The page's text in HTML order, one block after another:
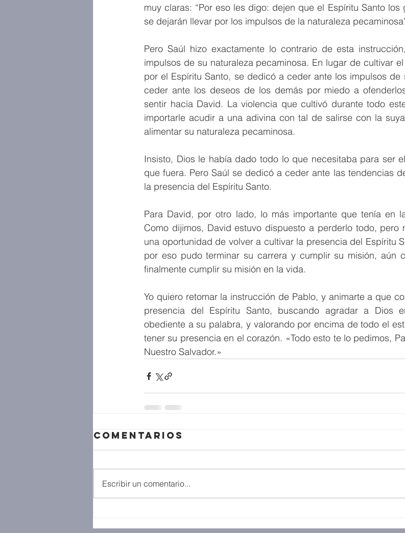
muy claras: “Por eso les digo: dejen que el Espíritu Santo
se dejarán llevar por los impulsos de la naturaleza
Pero Saúl hizo exactamente lo contrario de esta
impulsos de su naturaleza pecaminosa. En lugar de cultivar
por el Espíritu Santo, se dedicó a ceder ante los impulsos
ceder ante los deseos de los demás por miedo a
sentir hacia David. La violencia que cultivó durante todo
importarle acudir a una adivina con tal de salirse con la
alimentar su naturaleza pecaminosa.
Insisto, Dios le había dado todo lo que necesitaba para ser
que fuera. Pero Saúl se dedicó a ceder ante las tendencias
la presencia del Espíritu Santo.
Para David, por otro lado, lo más importante que tenía en
Como dijimos, David estuvo dispuesto a perderlo todo, pero
una oportunidad de volver a cultivar la presencia del Espíritu
por eso pudo terminar su carrera y cumplir su misión, aún
finalmente cumplir su misión en la vida.
Yo quiero retomar la instrucción de Pablo, y animarte a que
presencia del Espíritu Santo, buscando agradar a Dios
obediente a su palabra, y valorando por encima de todo el
tener su presencia en el corazón. «Todo esto te lo pedimos,
Nuestro Salvador.»
Comentarios
Escribir un comentario...